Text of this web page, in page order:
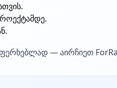
— აირჩიეთ